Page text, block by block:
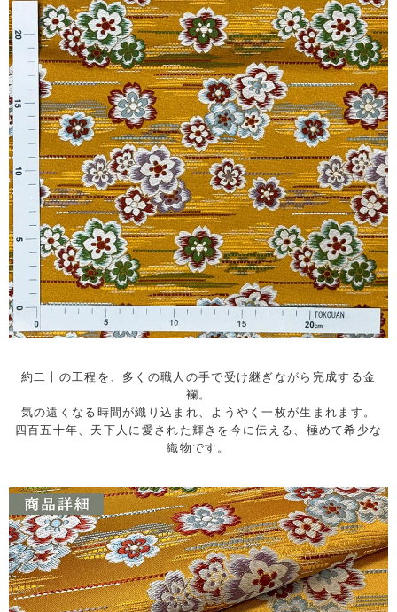
約二十の工程を、多くの職人の手で受け継ぎながら完成する金
襴。
気の遠くなる時間が織り込まれ、ようやく一枚が生まれます。
四百五十年、天下人に愛された輝きを今に伝える、極めて希少な
織物です。